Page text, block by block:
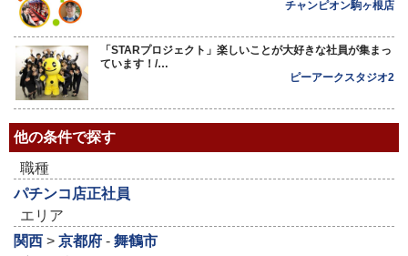
チャンピオン駒ヶ根店
「STARプロジェクト」楽しいことが大好きな社員が集まっ
ています！/…
ピーアークスタジオ2
他の条件で探す
職種
パチンコ店正社員
エリア
関西 > 京都府 - 舞鶴市